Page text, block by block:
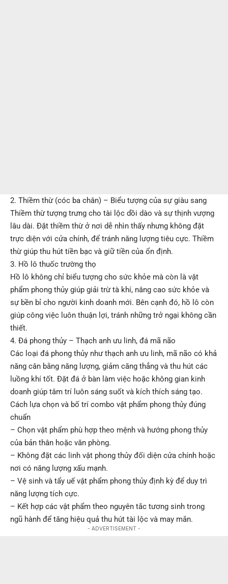
2. Thiềm thừ (cóc ba chân) – Biểu tượng của sự giàu sang
Thiềm thừ tượng trưng cho tài lộc dồi dào và sự thịnh vượng
lâu dài. Đặt thiềm thừ ở nơi dễ nhìn thấy nhưng không đặt
trực diện với cửa chính, để tránh năng lượng tiêu cực. Thiềm
thừ giúp thu hút tiền bạc và giữ tiền của ổn định.
3. Hồ lô thuốc trường thọ
Hồ lô không chỉ biểu tượng cho sức khỏe mà còn là vật
phẩm phong thủy giúp giải trừ tà khí, nâng cao sức khỏe và
sự bền bỉ cho người kinh doanh mới. Bên cạnh đó, hồ lô còn
giúp công việc luôn thuận lợi, tránh những trở ngại không cần
thiết.
4. Đá phong thủy – Thạch anh ưu linh, đá mã não
Các loại đá phong thủy như thạch anh ưu linh, mã não có khả
năng cân bằng năng lượng, giảm căng thẳng và thu hút các
luồng khí tốt. Đặt đá ở bàn làm việc hoặc không gian kinh
doanh giúp tâm trí luôn sáng suốt và kích thích sáng tạo.
Cách lựa chọn và bố trí combo vật phẩm phong thủy đúng
chuẩn
– Chọn vật phẩm phù hợp theo mệnh và hướng phong thủy
của bản thân hoặc văn phòng.
– Không đặt các linh vật phong thủy đối diện cửa chính hoặc
nơi có năng lượng xấu mạnh.
– Vệ sinh và tẩy uế vật phẩm phong thủy định kỳ để duy trì
năng lượng tích cực.
– Kết hợp các vật phẩm theo nguyên tắc tương sinh trong
ngũ hành để tăng hiệu quả thu hút tài lộc và may mắn.
- ADVERTISEMENT -